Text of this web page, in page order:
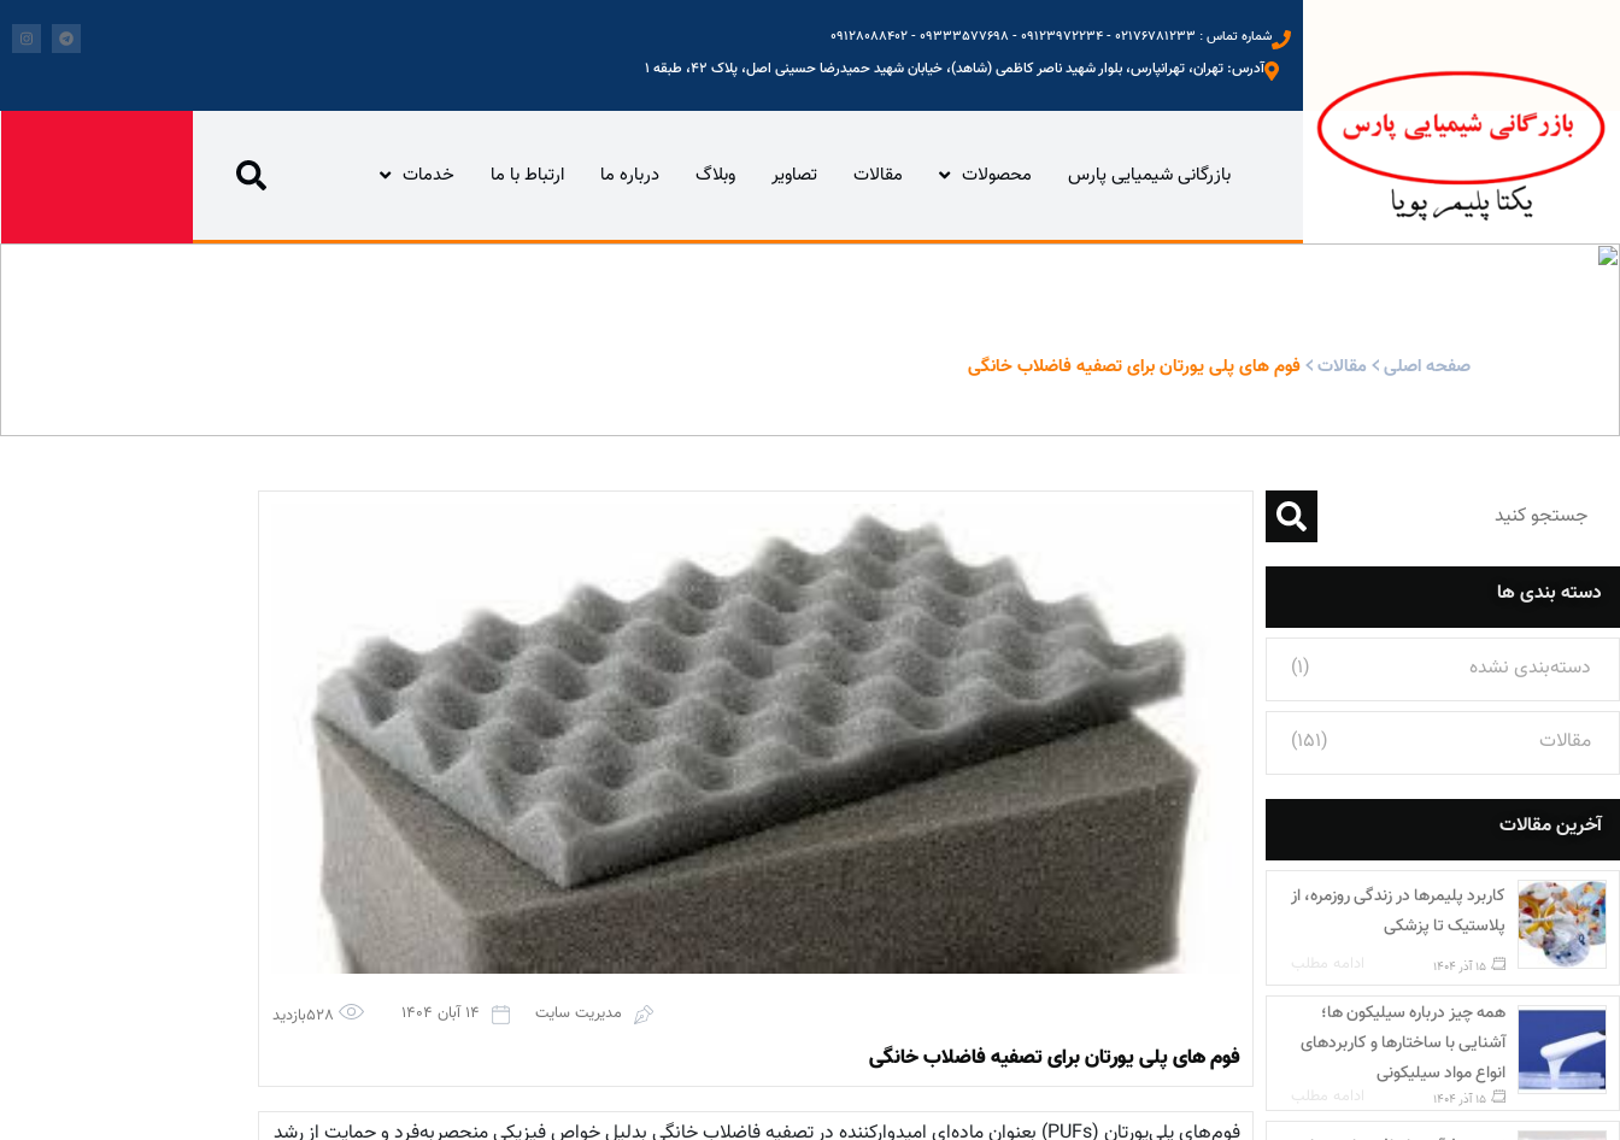
شماره تماس : 02176781233 - 09123972234 - 09333577698 - 09128088402
آدرس: تهران، تهرانپارس، بلوار شهید ناصر کاظمی (شاهد)، خیابان شهید حمیدرضا حسینی اصل، پلاک 42، طبقه 1
بازرگانی شیمیایی پارس محصولات مقالات تصاویر وبلاگ درباره ما ارتباط با ما خدمات
صفحه اصلی مقالات فوم‌ های پلی‌ یورتان برای تصفیه فاضلاب خانگی
دسته بندی ها
دسته‌بندی نشده (1)
مقالات (151)
آخرین مقالات
کاربرد پلیمرها در زندگی روزمره، از
پلاستیک تا پزشکی
15 آذر 1404 ادامه مطلب
همه چیز درباره سیلیکون ها؛
آشنایی با ساختارها و کاربردهای
انواع مواد سیلیکونی
15 آذر 1404 ادامه مطلب
مدیریت سایت 14 آبان 1404
528بازدید
فوم‌ های پلی‌ یورتان برای تصفیه فاضلاب خانگی
فوم‌های پلی‌یورتان (PUFs) بعنوان ماده‌ای امیدوارکننده در تصفیه فاضلاب خانگی بدلیل خواص فیزیکی منحصربه‌فرد و حمایت از رشد